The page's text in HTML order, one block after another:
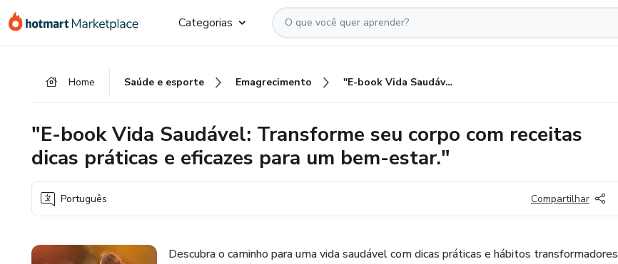
para
para
para
Categorias
Home Saúde e esporte Emagrecimento "E-book Vida Saudável: Transforme seu corpo com receitas dicas práticas e eficazes para um bem-estar."
"E-book Vida Saudável: Transforme seu corpo com receitas
dicas práticas e eficazes para um bem-estar."
Português Compartilhar
Descubra o caminho para uma vida saudável com dicas práticas e hábitos transformadores